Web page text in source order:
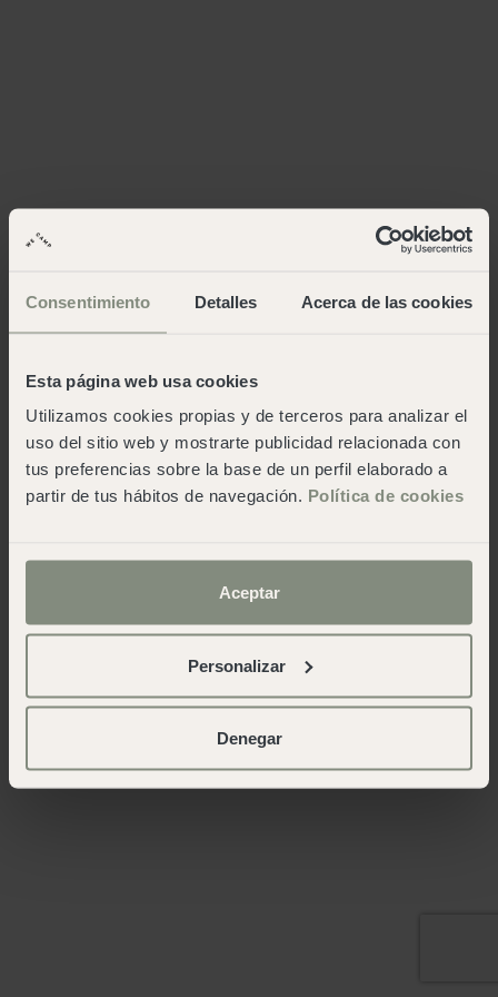
Consentimiento Detalles Acerca de las cookies
Esta página web usa cookies
Utilizamos cookies propias y de terceros para analizar el
uso del sitio web y mostrarte publicidad relacionada con
tus preferencias sobre la base de un perfil elaborado a
partir de tus hábitos de navegación. Política de cookies
Aceptar
Personalizar
Denegar